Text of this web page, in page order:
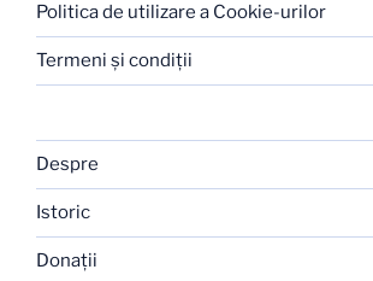
Politica de utilizare a Cookie-urilor
Termeni şi condiţii
Despre
Istoric
Donaţii